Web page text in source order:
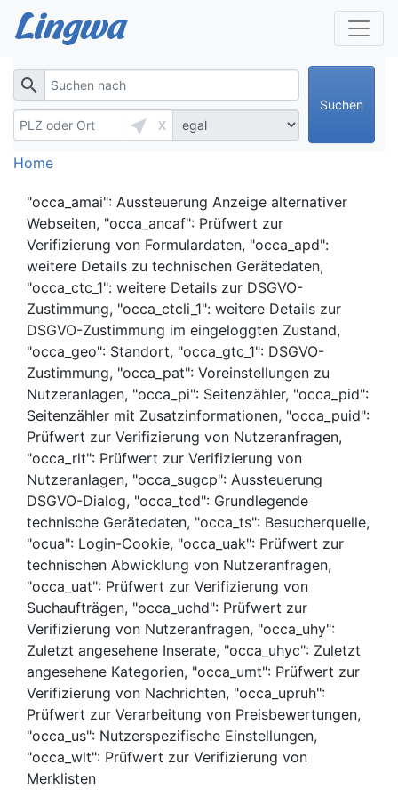
search
near_me
X
Suchen
Home
"occa_amai": Aussteuerung Anzeige alternativer
Webseiten, "occa_ancaf": Prüfwert zur
Verifizierung von Formulardaten, "occa_apd":
weitere Details zu technischen Gerätedaten,
"occa_ctc_1": weitere Details zur DSGVO-
Zustimmung, "occa_ctcli_1": weitere Details zur
DSGVO-Zustimmung im eingeloggten Zustand,
"occa_geo": Standort, "occa_gtc_1": DSGVO-
Zustimmung, "occa_pat": Voreinstellungen zu
Nutzeranlagen, "occa_pi": Seitenzähler, "occa_pid":
Seitenzähler mit Zusatzinformationen, "occa_puid":
Prüfwert zur Verifizierung von Nutzeranfragen,
"occa_rlt": Prüfwert zur Verifizierung von
Nutzeranlagen, "occa_sugcp": Aussteuerung
DSGVO-Dialog, "occa_tcd": Grundlegende
technische Gerätedaten, "occa_ts": Besucherquelle,
"ocua": Login-Cookie, "occa_uak": Prüfwert zur
technischen Abwicklung von Nutzeranfragen,
"occa_uat": Prüfwert zur Verifizierung von
Suchaufträgen, "occa_uchd": Prüfwert zur
Verifizierung von Nutzeranfragen, "occa_uhy":
Zuletzt angesehene Inserate, "occa_uhyc": Zuletzt
angesehene Kategorien, "occa_umt": Prüfwert zur
Verifizierung von Nachrichten, "occa_upruh":
Prüfwert zur Verarbeitung von Preisbewertungen,
"occa_us": Nutzerspezifische Einstellungen,
"occa_wlt": Prüfwert zur Verifizierung von
Merklisten